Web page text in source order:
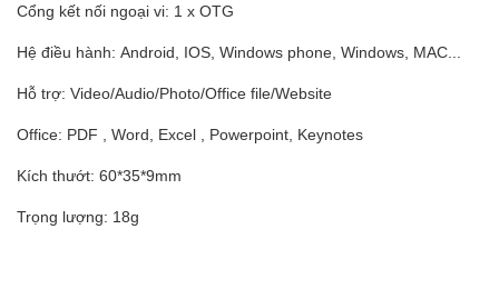
Cổng kết nối ngoại vi: 1 x OTG
Hệ điều hành: Android, IOS, Windows phone, Windows, MAC...
Hỗ trợ: Video/Audio/Photo/Office file/Website
Office: PDF , Word, Excel , Powerpoint, Keynotes
Kích thướt: 60*35*9mm
Trọng lượng: 18g